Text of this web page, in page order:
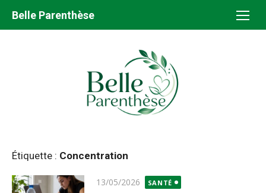
Belle Parenthèse
Étiquette : Concentration
Publié
13/05/2026 SANTÉ